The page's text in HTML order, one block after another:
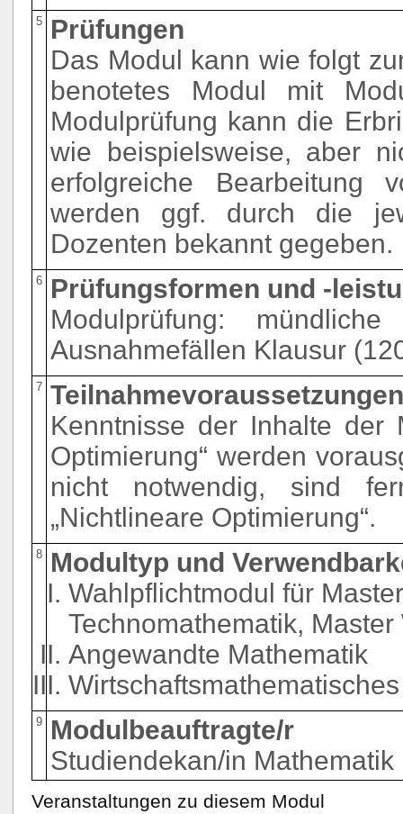
5
Prüfungen
Das Modul kann wie folgt
benotetes Modul mit
Modulprüfung kann die
wie beispielsweise, aber
erfolgreiche Bearbeitung
werden ggf. durch die
Dozenten bekannt gegeben.
6
Prüfungsformen und -
Modulprüfung:
Ausnahmefällen Klausur
7 Teilnahmevoraussetzungen
Kenntnisse der Inhalte der
Optimierung“ werden
nicht notwendig, sind
„Nichtlineare Optimierung“.
8
Modultyp und
Wahlpflichtmodul für
Technomathematik,
Angewandte Mathematik
9
Modulbeauftragte/r
Studiendekan/in Mathematik
Veranstaltungen zu diesem Modul